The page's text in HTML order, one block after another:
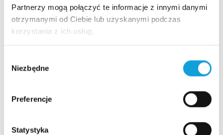
Partnerzy mogą połączyć te informacje z innymi danymi
otrzymanymi od Ciebie lub uzyskanymi podczas
korzystania z ich usług.
zgody
Niezbędne
Preferencje
Statystyka
Audyt IT zgodny z ISO27001